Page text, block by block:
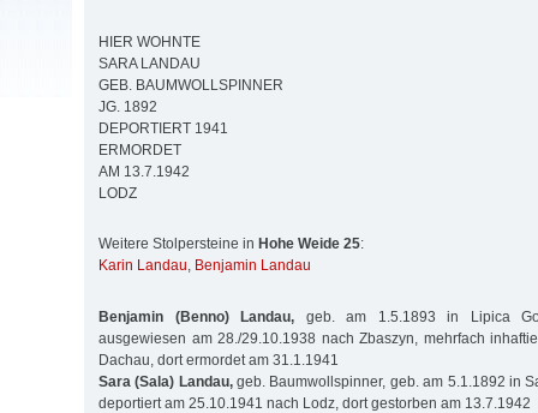
HIER WOHNTE
SARA LANDAU
GEB. BAUMWOLLSPINNER
JG. 1892
DEPORTIERT 1941
ERMORDET
AM 13.7.1942
LODZ
Weitere Stolpersteine in Hohe Weide 25:
Karin Landau, Benjamin Landau
Benjamin (Benno) Landau, geb. am 1.5.1893 in Lipica
ausgewiesen am 28./29.10.1938 nach Zbaszyn, mehrfach
Dachau, dort ermordet am 31.1.1941
Sara (Sala) Landau,geb. Baumwollspinner, geb. am 5.1.1892 in
deportiert am 25.10.1941 nach Lodz, dort gestorben am 13.7.1942